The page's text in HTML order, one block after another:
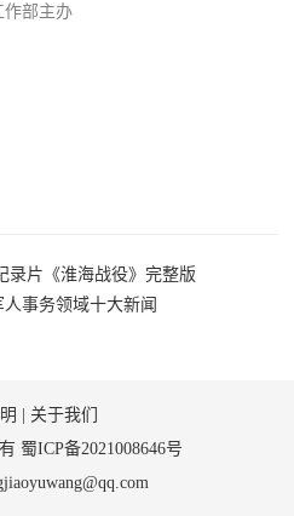
作部主办
录片《淮海战役》完整版
事务领域十大新闻
| 关于我们
蜀ICP备2021008646号